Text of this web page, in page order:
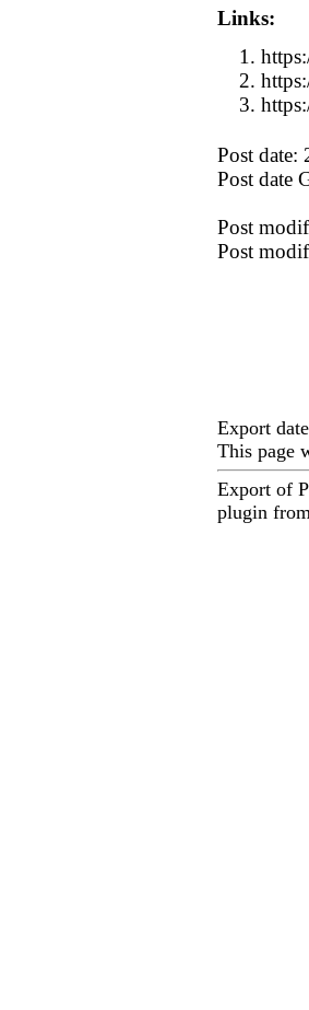
Links:
Post date:
Post date
Post
Post
Export
This page
Export of
plugin